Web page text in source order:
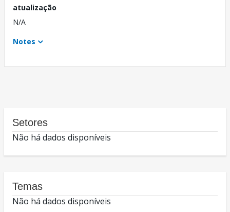
atualização
N/A
Notes
Setores
Não há dados disponíveis
Temas
Não há dados disponíveis